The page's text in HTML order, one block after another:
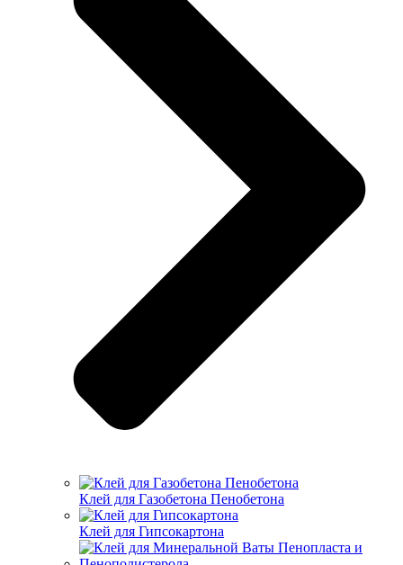
Клей для Газобетона Пенобетона
Клей для Гипсокартона